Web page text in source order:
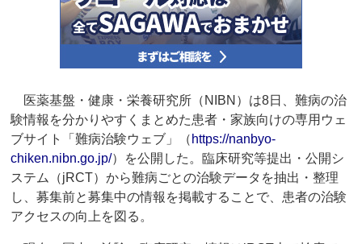
医薬基盤・健康・栄養研究所（NIBN）は8日、難病の治
験情報を分かりやすくまとめた患者・家族向けの専用ウェ
ブサイト「難病治験ウェブ」（ https://nanbyo-
chiken.nibn.go.jp/）を公開した。臨床研究等提出・公開シ
ステム（jRCT）から難病ごとの治験データを抽出・整理
し、募集前と募集中の情報を掲載することで、患者の治験
アクセスの向上を図る。